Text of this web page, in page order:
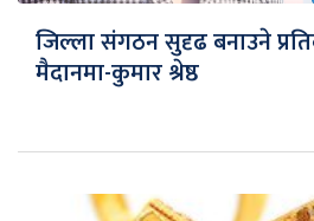
जिल्ला संगठन सुदृढ बनाउने
मैदानमा-कुमार श्रेष्ठ